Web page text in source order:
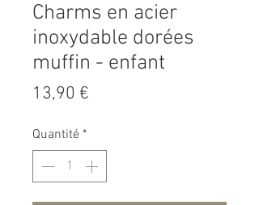
Charms en acier
inoxydable dorées
muffin - enfant
13,90 €
Quantité *